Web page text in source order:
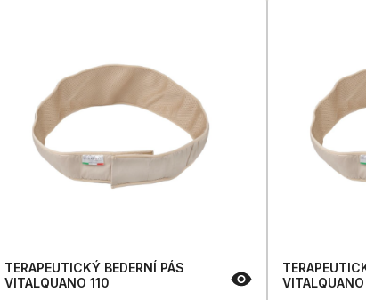
TERAPEUTICKÝ BEDERNÍ PÁS
VITALQUANO 110